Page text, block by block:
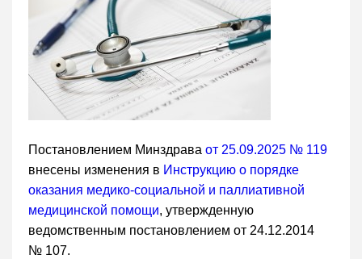
Постановлением Минздрава от 25.09.2025 № 119
внесены изменения в Инструкцию о порядке
оказания медико-социальной и паллиативной
медицинской помощи, утвержденную
ведомственным постановлением от 24.12.2014
№ 107.